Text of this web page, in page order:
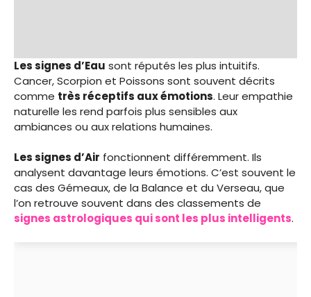
Les signes d’Eau sont réputés les plus intuitifs.
Cancer, Scorpion et Poissons sont souvent décrits
comme très réceptifs aux émotions. Leur empathie
naturelle les rend parfois plus sensibles aux
ambiances ou aux relations humaines.
Les signes d’Air fonctionnent différemment. Ils
analysent davantage leurs émotions. C’est souvent le
cas des Gémeaux, de la Balance et du Verseau, que
l’on retrouve souvent dans des classements de
signes astrologiques qui sont les plus intelligents.